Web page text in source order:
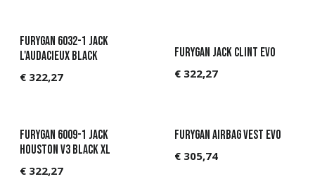
Furygan 6032-1 Jack
L'Audacieux Black
€ 322,27
Furygan Jack Clint Evo
€ 322,27
Furygan 6009-1 Jack
Houston V3 Black XL
€ 322,27
Furygan Airbag vest Evo
€ 305,74